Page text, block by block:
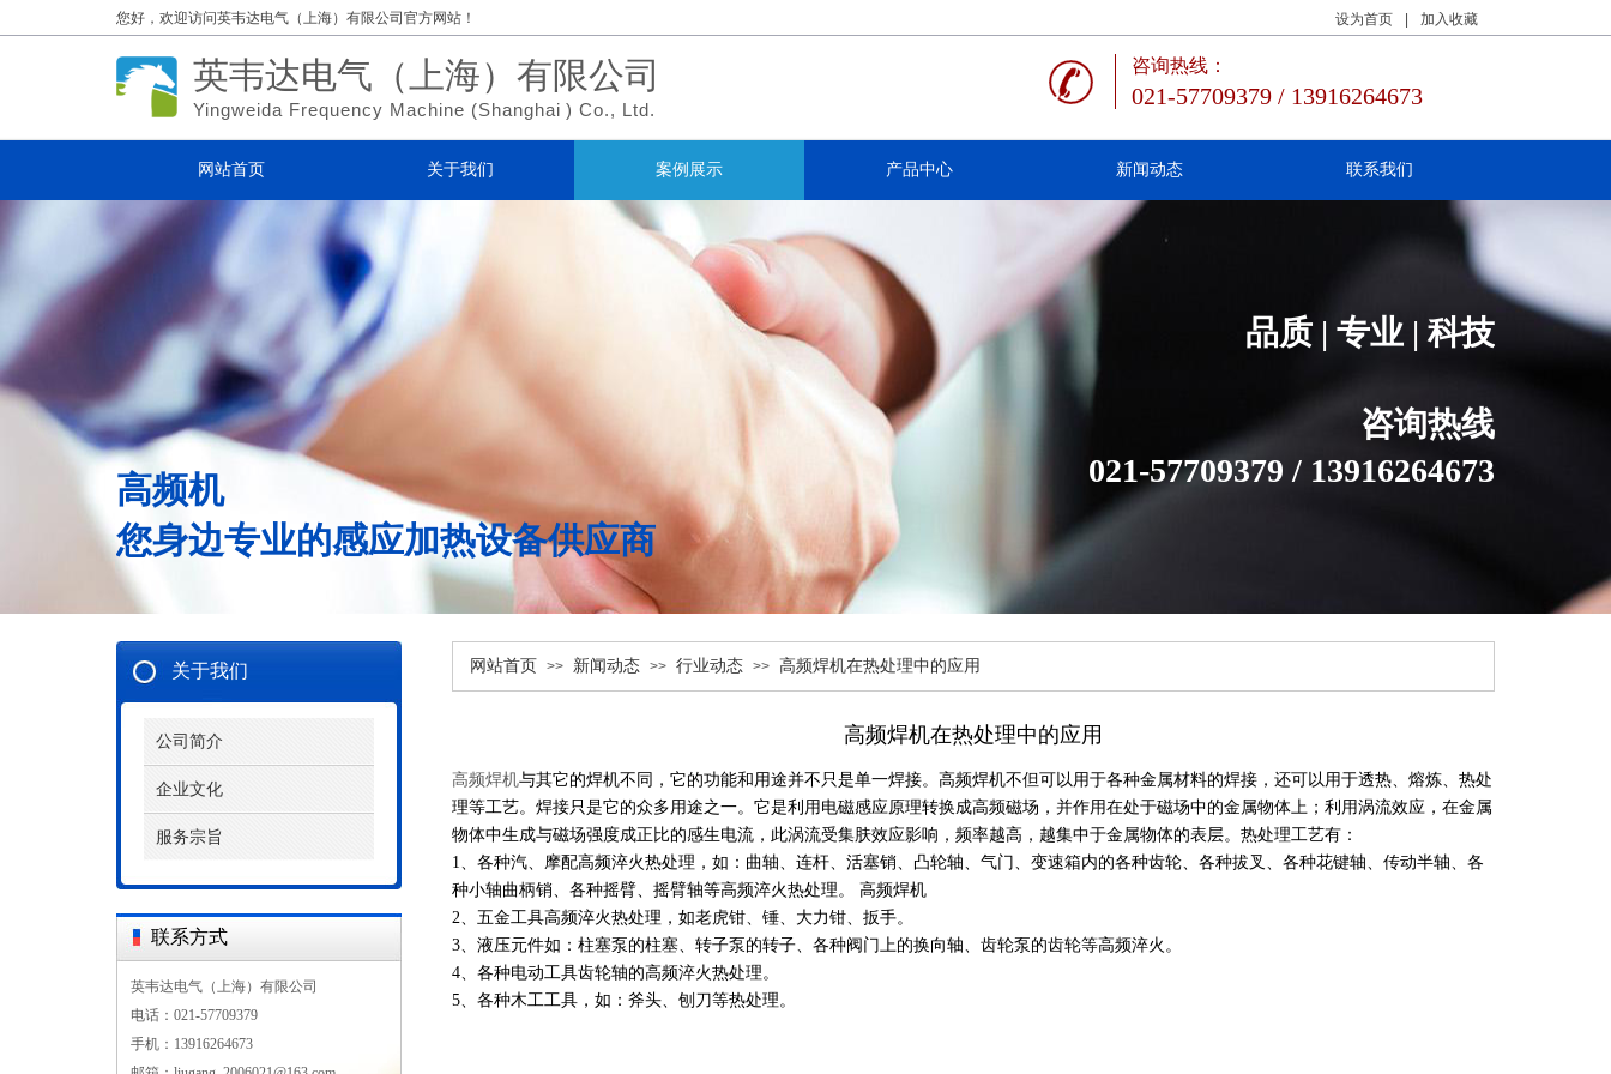
设为首页 加入收藏
网站首页 关于我们 案例展示 产品中心 新闻动态 联系我们
您好，欢迎访问英韦达电气（上海）有限公司官方网站！
咨询热线：
021-57709379 / 13916264673
英韦达电气（上海）有限公司
Yingweida Frequency Machine (Shanghai ) Co., Ltd.
品质 | 专业 | 科技
高频机
您身边专业的感应加热设备供应商
咨询热线
021-57709379 / 13916264673
网站首页 >> 新闻动态 >> 行业动态 >> 高频焊机在热处理中的应用
关于我们
公司简介
企业文化
服务宗旨
高频焊机在热处理中的应用
高频焊机与其它的焊机不同，它的功能和用途并不只是单一焊接。高频焊机不但可以用于各种金属材料的焊接，还可以用于透热、熔炼、热处
理等工艺。焊接只是它的众多用途之一。它是利用电磁感应原理转换成高频磁场，并作用在处于磁场中的金属物体上；利用涡流效应，在金属
物体中生成与磁场强度成正比的感生电流，此涡流受集肤效应影响，频率越高，越集中于金属物体的表层。热处理工艺有：
1、各种汽、摩配高频淬火热处理，如：曲轴、连杆、活塞销、凸轮轴、气门、变速箱内的各种齿轮、各种拔叉、各种花键轴、传动半轴、各
种小轴曲柄销、各种摇臂、摇臂轴等高频淬火热处理。 高频焊机
2、五金工具高频淬火热处理，如老虎钳、锤、大力钳、扳手。
3、液压元件如：柱塞泵的柱塞、转子泵的转子、各种阀门上的换向轴、齿轮泵的齿轮等高频淬火。
4、各种电动工具齿轮轴的高频淬火热处理。
5、各种木工工具，如：斧头、刨刀等热处理。
联系方式
英韦达电气（上海）有限公司
电话：021-57709379
手机：13916264673